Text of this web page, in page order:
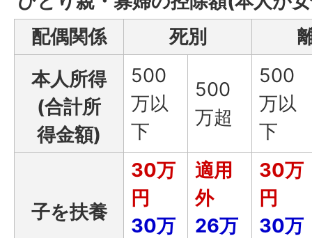
配偶関係
死別
本人所得
(合計所
得金額)
500
万以
下
500
万超
500
万以
下
子を扶養
30万
円
30万
適用
外
26万
30万
円
30万